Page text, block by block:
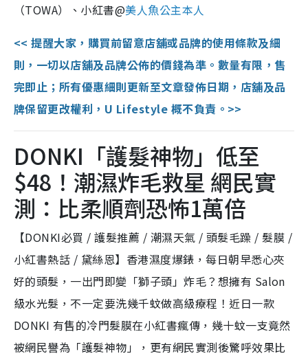
（TOWA）、小紅書@美人魚公主本人
<< 提醒大家，購買前留意店舖或品牌的使用條款及細
則，一切以店舖及品牌公佈的價錢為準。數量有限，售
完即止；所有優惠細則更新至文章發佈日期，店舖及品
牌保留更改權利，U Lifestyle 概不負責。>>
DONKI「護髮神物」低至
$48！潮濕炸毛救星 網民實
測：比柔順劑恐怖1萬倍
【DONKI必買 / 護髮推薦 / 潮濕天氣 / 頭髮毛躁 / 髮膜 /
小紅書熱話 / 黛絲恩】香港濕度爆錶，每日朝早悉心夾
好的頭髮，一出門即變「獅子頭」炸毛？想擁有 Salon
級水光髮，不一定要洗幾千蚊做高級療程！近日一款
DONKI 有售的冷門髮膜在小紅書瘋傳，幾十蚊一支竟然
被網民譽為「護髮神物」，更有網民實測後驚呼效果比